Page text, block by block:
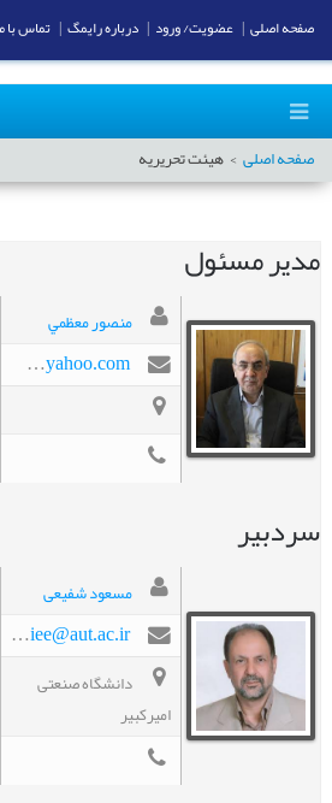
صفحه اصلی هیئت تحریریه
مدير مسئول
منصور معظمي
moazami1335@yahoo.com
سردبیر
مسعود شفیعی
mshafiee@aut.ac.ir
دانشگاه صنعتی
امیرکبیر
صفحه اصلی عضویت/ ورود درباره رایمگ تماس با ما